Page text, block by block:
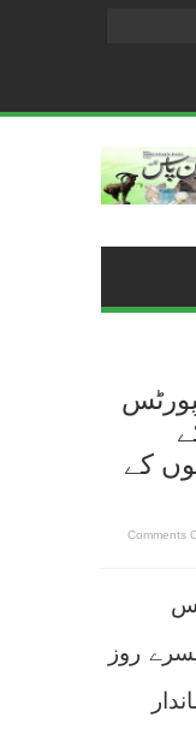
کے
Comments
on
روز
خواتین
روز